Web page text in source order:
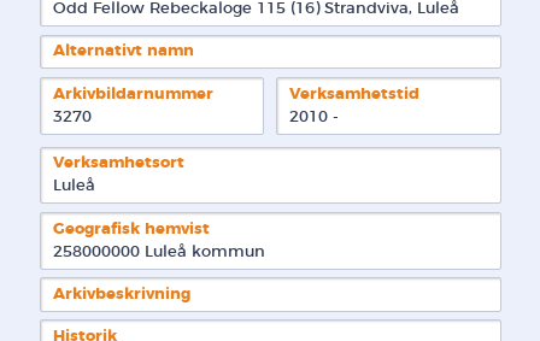
Odd Fellow Rebeckaloge 115 (16) Strandviva, Luleå
Alternativt namn
Arkivbildarnummer
3270
Verksamhetstid
Verksamhetsort
Luleå
Geografisk hemvist
Arkivbeskrivning
Historik